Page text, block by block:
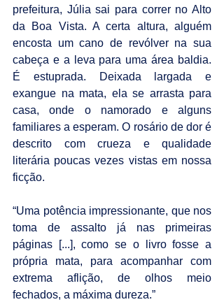
prefeitura, Júlia sai para correr no Alto
da Boa Vista. A certa altura, alguém
encosta um cano de revólver na sua
cabeça e a leva para uma área baldia.
É estuprada. Deixada largada e
exangue na mata, ela se arrasta para
casa, onde o namorado e alguns
familiares a esperam. O rosário de dor é
descrito com crueza e qualidade
literária poucas vezes vistas em nossa
ficção.
“Uma potência impressionante, que nos
toma de assalto já nas primeiras
páginas [...], como se o livro fosse a
própria mata, para acompanhar com
extrema aflição, de olhos meio
fechados, a máxima dureza.”